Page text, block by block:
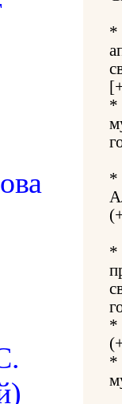
*
*
*
*
*
*